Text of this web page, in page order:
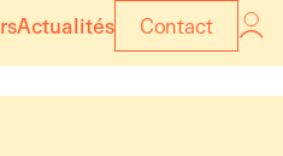
Actualités Contact